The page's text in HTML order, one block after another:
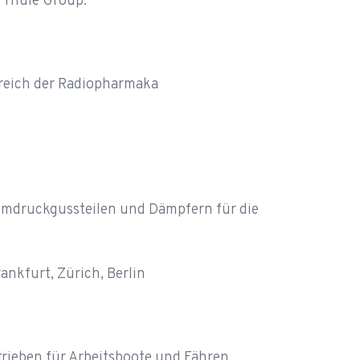
der Radiopharmaka
und Dämpfern für die
Zürich, Berlin